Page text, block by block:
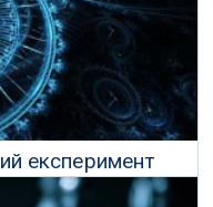
експеримент
у часі